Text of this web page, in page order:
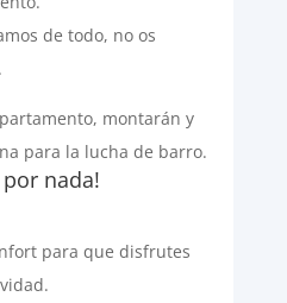
de todo, no os
montarán y
para la lucha de barro.
nada!
para que disfrutes